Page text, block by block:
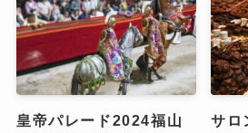
皇帝パレード2024福山
サロ